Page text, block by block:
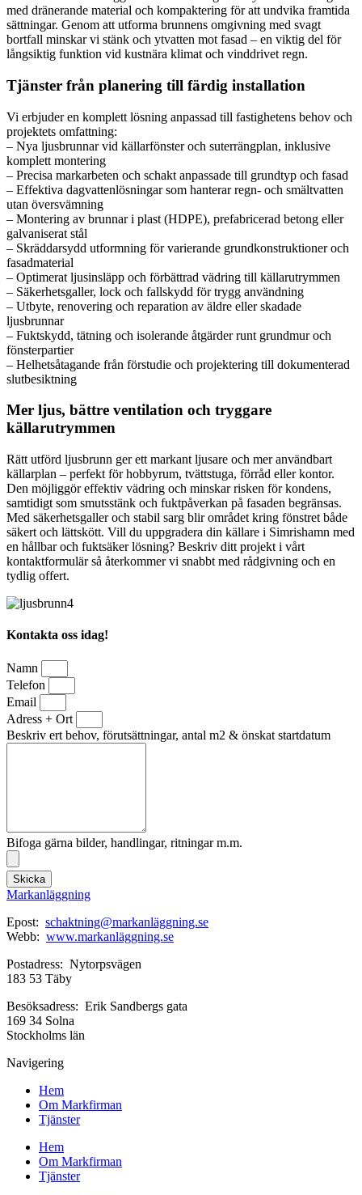
med dränerande material och kompaktering för att undvika framtida
sättningar. Genom att utforma brunnens omgivning med svagt
bortfall minskar vi stänk och ytvatten mot fasad – en viktig del för
långsiktig funktion vid kustnära klimat och vinddrivet regn.
Tjänster från planering till färdig installation
Vi erbjuder en komplett lösning anpassad till fastighetens behov och
projektets omfattning:
– Nya ljusbrunnar vid källarfönster och suterrängplan, inklusive
komplett montering
– Precisa markarbeten och schakt anpassade till grundtyp och fasad
– Effektiva dagvattenlösningar som hanterar regn- och smältvatten
utan översvämning
– Montering av brunnar i plast (HDPE), prefabricerad betong eller
galvaniserat stål
– Skräddarsydd utformning för varierande grundkonstruktioner och
fasadmaterial
– Optimerat ljusinsläpp och förbättrad vädring till källarutrymmen
– Säkerhetsgaller, lock och fallskydd för trygg användning
– Utbyte, renovering och reparation av äldre eller skadade
ljusbrunnar
– Fuktskydd, tätning och isolerande åtgärder runt grundmur och
fönsterpartier
– Helhetsåtagande från förstudie och projektering till dokumenterad
slutbesiktning
Mer ljus, bättre ventilation och tryggare
källarutrymmen
Rätt utförd ljusbrunn ger ett markant ljusare och mer användbart
källarplan – perfekt för hobbyrum, tvättstuga, förråd eller kontor.
Den möjliggör effektiv vädring och minskar risken för kondens,
samtidigt som smutsstänk och fuktpåverkan på fasaden begränsas.
Med säkerhetsgaller och stabil sarg blir området kring fönstret både
säkert och lättskött. Vill du uppgradera din källare i Simrishamn med
en hållbar och fuktsäker lösning? Beskriv ditt projekt i vårt
kontaktformulär så återkommer vi snabbt med rådgivning och en
tydlig offert.
Kontakta oss idag!
Namn
Telefon
Email
Adress + Ort
Beskriv ert behov, förutsättningar, antal m2 & önskat startdatum
Bifoga gärna bilder, handlingar, ritningar m.m.
Skicka
Markanläggning
Epost: schaktning@markanläggning.se
Webb: www.markanläggning.se
Postadress: Nytorpsvägen
183 53 Täby
Besöksadress: Erik Sandbergs gata
169 34 Solna
Stockholms län
Navigering
Hem
Om Markfirman
Tjänster
Hem
Om Markfirman
Tjänster